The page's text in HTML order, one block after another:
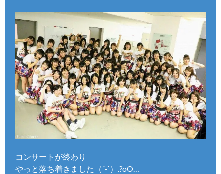
コンサートが終わり
やっと落ち着きました（´-`）.?oO…